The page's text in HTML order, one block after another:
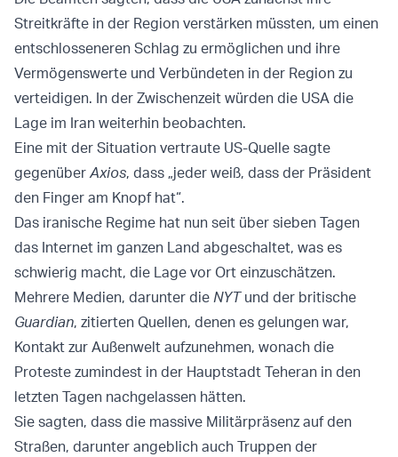
Streitkräfte in der Region verstärken müssten, um einen
entschlosseneren Schlag zu ermöglichen und ihre
Vermögenswerte und Verbündeten in der Region zu
verteidigen. In der Zwischenzeit würden die USA die
Lage im Iran weiterhin beobachten.
Eine mit der Situation vertraute US-Quelle sagte
gegenüberAxios, dass „jeder weiß, dass der Präsident
den Finger am Knopf hat“.
Das iranische Regime hat nun seit über sieben Tagen
das Internet im ganzen Land abgeschaltet, was es
schwierig macht, die Lage vor Ort einzuschätzen.
Mehrere Medien, darunter die NYT und der britische
Guardian, zitierten Quellen, denen es gelungen war,
Kontakt zur Außenwelt aufzunehmen, wonach die
Proteste zumindest in der Hauptstadt Teheran in den
letzten Tagen nachgelassen hätten.
Sie sagten, dass die massive Militärpräsenz auf den
Straßen, darunter angeblich auch Truppen der